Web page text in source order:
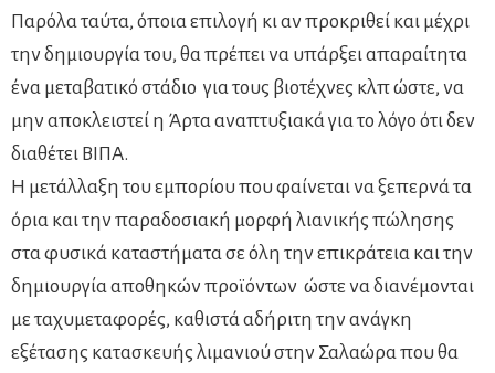
Παρόλα ταύτα, όποια επιλογή κι αν προκριθεί και μέχρι
την δημιουργία του, θα πρέπει να υπάρξει απαραίτητα
ένα μεταβατικό στάδιο για τους βιοτέχνες κλπ ώστε, να
μην αποκλειστεί η Άρτα αναπτυξιακά για το λόγο ότι δεν
διαθέτει ΒΙΠΑ.
Η μετάλλαξη του εμπορίου που φαίνεται να ξεπερνά τα
όρια και την παραδοσιακή μορφή λιανικής πώλησης
στα φυσικά καταστήματα σε όλη την επικράτεια και την
δημιουργία αποθηκών προϊόντων ώστε να διανέμονται
με ταχυμεταφορές, καθιστά αδήριτη την ανάγκη
εξέτασης κατασκευής λιμανιού στην Σαλαώρα που θα